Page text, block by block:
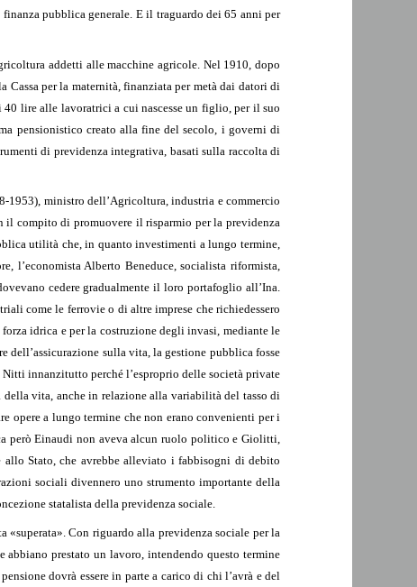
pubblica generale. E il traguardo dei 65 anni per
addetti alle macchine agricole. Nel 1910, dopo
per la maternità, finanziata per metà dai datori di
lire alle lavoratrici a cui nascesse un figlio, per il suo
pensionistico creato alla fine del secolo, i governi di
di previdenza integrativa, basati sulla raccolta di
1953), ministro dell’Agricoltura, industria e commercio
compito di promuovere il risparmio per la previdenza
utilità che, in quanto investimenti a lungo termine,
l’economista Alberto Beneduce, socialista riformista,
cedere gradualmente il loro portafoglio all’Ina.
come le ferrovie o di altre imprese che richiedessero
idrica e per la costruzione degli invasi, mediante le
sulla vita, la gestione pubblica fosse
innanzitutto perché l’esproprio delle società private
vita, anche in relazione alla variabilità del tasso di
opere a lungo termine che non erano convenienti per i
però Einaudi non aveva alcun ruolo politico e Giolitti,
Stato, che avrebbe alleviato i fabbisogni di debito
sociali divennero uno strumento importante della
statalista della previdenza sociale.
«superata». Con riguardo alla previdenza sociale per la
prestato un lavoro, intendendo questo termine
dovrà essere in parte a carico di chi l’avrà e del